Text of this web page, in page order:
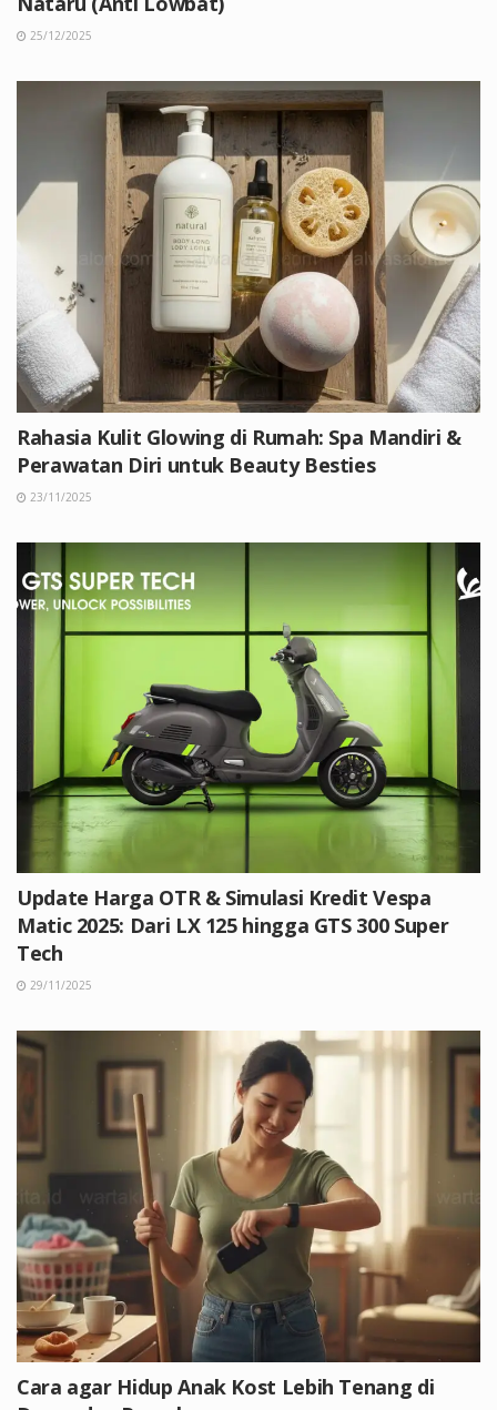
25/12/2025
Rahasia Kulit Glowing di Rumah: Spa Mandiri &
Perawatan Diri untuk Beauty Besties
23/11/2025
Update Harga OTR & Simulasi Kredit Vespa
Matic 2025: Dari LX 125 hingga GTS 300 Super
Tech
29/11/2025
Cara agar Hidup Anak Kost Lebih Tenang di